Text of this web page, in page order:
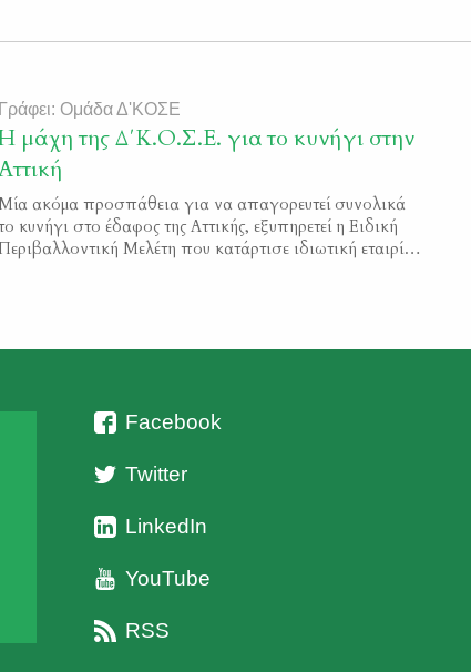
Γράφει: Ομάδα Δ'ΚΟΣΕ
μάχη της Δ΄Κ.Ο.Σ.Ε. για το κυνήγι στην
ακόμα προσπάθεια για να απαγορευτεί συνολικά
κυνήγι στο έδαφος της Αττικής, εξυπηρετεί η Ειδική
Περιβαλλοντική Μελέτη που κατάρτισε ιδιωτική εταιρία,
Facebook
Twitter
LinkedIn
YouTube
RSS